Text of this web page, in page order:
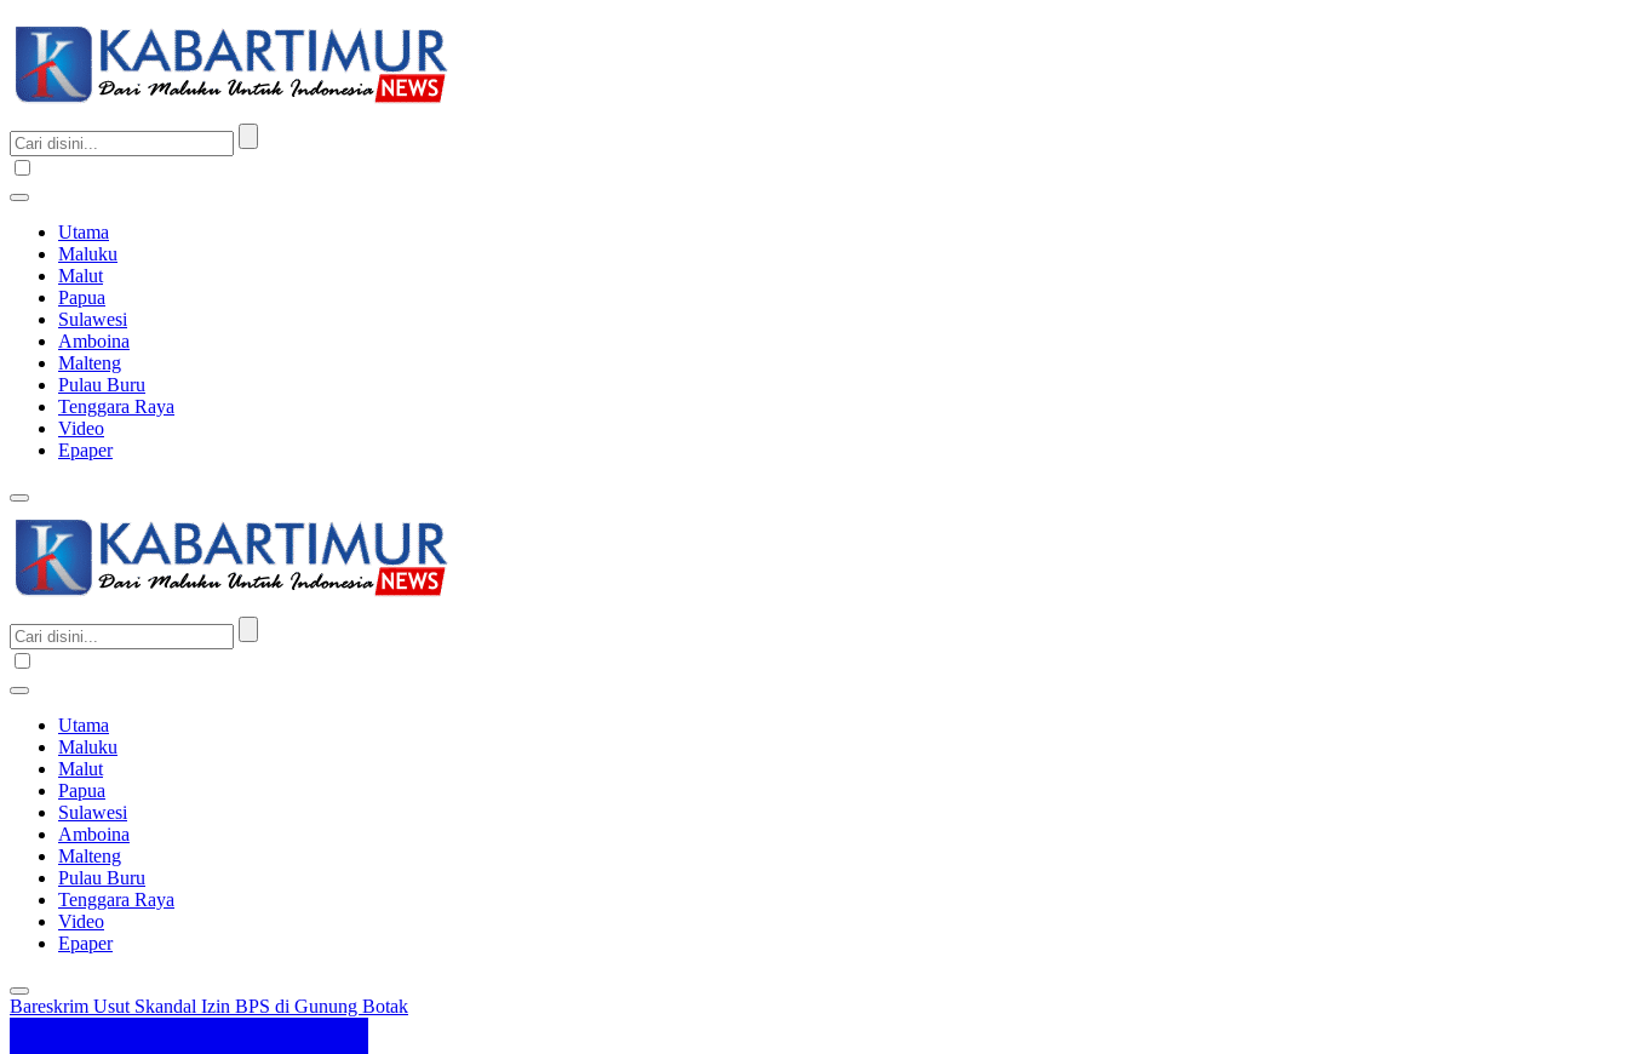
Utama
Maluku
Malut
Papua
Sulawesi
Amboina
Malteng
Pulau Buru
Tenggara Raya
Video
Epaper
Utama
Maluku
Malut
Papua
Sulawesi
Amboina
Malteng
Pulau Buru
Tenggara Raya
Video
Epaper
Bareskrim Usut Skandal Izin BPS di Gunung Botak